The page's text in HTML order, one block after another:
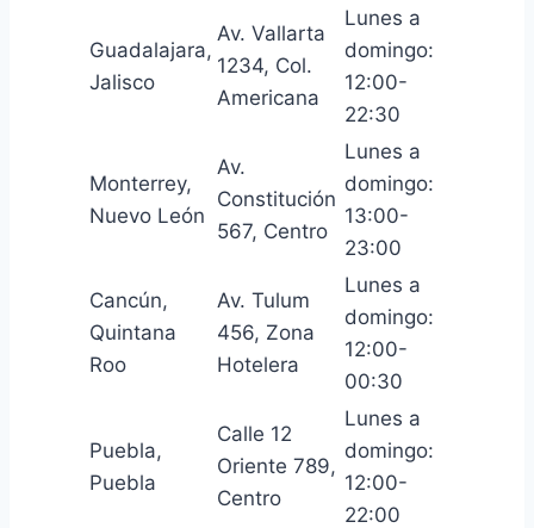
Guadalajara,
Jalisco
Av. Vallarta
1234, Col.
Americana
Lunes a
domingo:
12:00-
22:30
Monterrey,
Nuevo León
Av.
Constitución
567, Centro
Lunes a
domingo:
13:00-
23:00
Cancún,
Quintana
Roo
Av. Tulum
456, Zona
Hotelera
Lunes a
domingo:
12:00-
00:30
Puebla,
Puebla
Calle 12
Oriente 789,
Centro
Lunes a
domingo:
12:00-
22:00